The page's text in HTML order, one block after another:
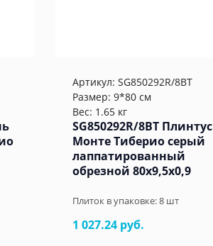
Артикул: SG850292R/8BT
Размер: 9*80 см
Вес: 1.65 кг
SG850292R/8BT Плинтус
Монте Тиберио серый
лаппатированный
обрезной 80x9,5x0,9
Плиток в упаковке:8 шт
1 027.24 руб.